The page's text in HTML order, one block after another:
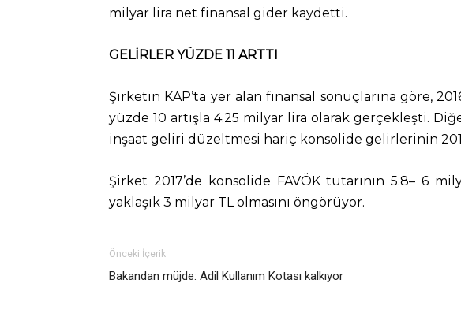
milyar lira net finansal gider kaydetti.
GELİRLER YÜZDE 11 ARTTI
Şirketin KAP’ta yer alan finansal sonuçlarına göre,
yüzde 10 artışla 4.25 milyar lira olarak gerçekleşti.
inşaat geliri düzeltmesi hariç konsolide gelirlerinin
Şirket 2017’de konsolide FAVÖK tutarının 5.8– 6
yaklaşık 3 milyar TL olmasını öngörüyor.
Önceki İçerik
Bakandan müjde: Adil Kullanım Kotası kalkıyor